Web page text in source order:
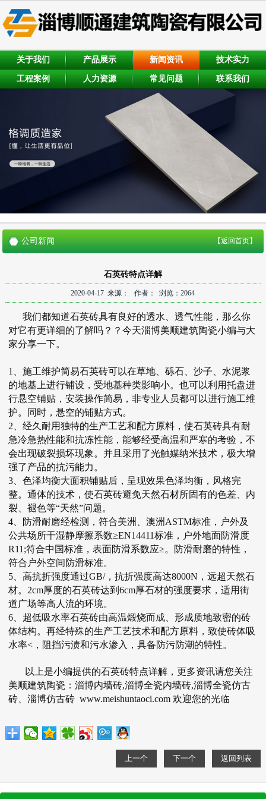
关于我们 产品展示 新闻资讯 技术实力
工程案例 人力资源 常见问题 联系我们
公司新闻 【返回首页】
石英砖特点详解
2020-04-17 来源： 作者： 浏览：2064
我们都知道石英砖具有良好的透水、透气性能，那么你
对它有更详细的了解吗？？今天淄博美顺建筑陶瓷小编与大
家分享一下。
1、施工维护简易石英砖可以在草地、砾石、沙子、水泥浆
的地基上进行铺设，受地基种类影响小。也可以利用托盘进
行悬空铺贴，安装操作简易，非专业人员都可以进行施工维
护。同时，悬空的铺贴方式。
2、经久耐用独特的生产工艺和配方原料，使石英砖具有耐
急冷急热性能和抗冻性能，能够经受高温和严寒的考验，不
会出现破裂损坏现象。并且采用了光触媒纳米技术，极大增
强了产品的抗污能力。
3、色泽均衡大面积铺贴后，呈现效果色泽均衡，风格完
整。通体的技术，使石英砖避免天然石材所固有的色差、内
裂、褪色等“天然”问题。
4、防滑耐磨经检测，符合美洲、澳洲ASTM标准，户外及
公共场所干湿静摩擦系数≥EN14411标准，户外地面防滑度
R11;符合中国标准，表面防滑系数应≥。防滑耐磨的特性，
符合户外空间防滑标准。
5、高抗折强度通过GB/，抗折强度高达8000N，远超天然石
材。2cm厚度的石英砖达到6cm厚石材的强度要求，适用街
道广场等高人流的环境。
6、超低吸水率石英砖由高温煅烧而成、形成质地致密的砖
体结构。再经特殊的生产工艺技术和配方原料，致使砖体吸
水率<，阻挡污渍和污水渗入，具备防污防潮的特性。
以上是小编提供的石英砖特点详解，更多资讯请您关注
美顺建筑陶瓷： 淄博内墙砖,淄博全瓷内墙砖,淄博全瓷仿古
砖、 淄博仿古砖 www.meishuntaoci.com欢迎您的光临
上一个 下一个 返回列表